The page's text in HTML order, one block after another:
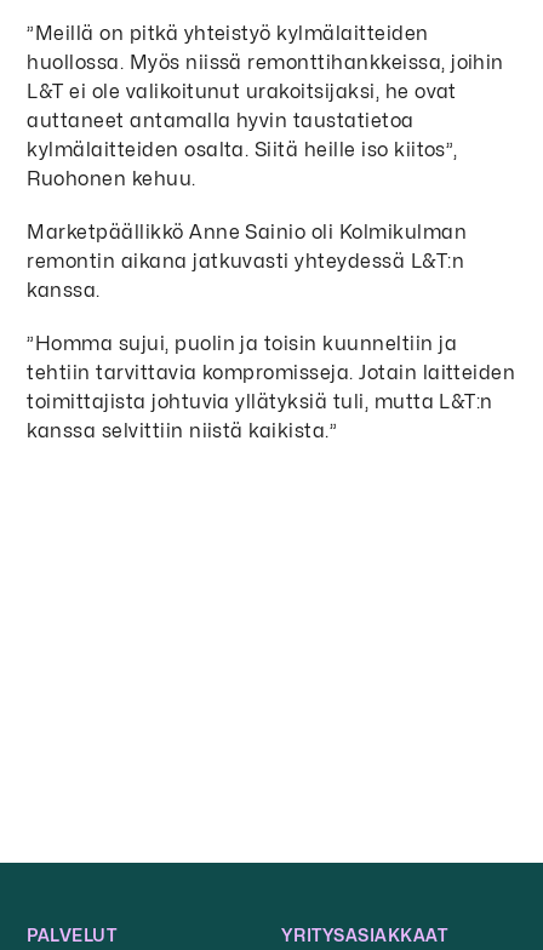
”Meillä on pitkä yhteistyö kylmälaitteiden
huollossa. Myös niissä remonttihankkeissa, joihin
L&T ei ole valikoitunut urakoitsijaksi, he ovat
auttaneet antamalla hyvin taustatietoa
kylmälaitteiden osalta. Siitä heille iso kiitos”,
Ruohonen kehuu.
Marketpäällikkö Anne Sainio oli Kolmikulman
remontin aikana jatkuvasti yhteydessä L&T:n
kanssa.
”Homma sujui, puolin ja toisin kuunneltiin ja
tehtiin tarvittavia kompromisseja. Jotain laitteiden
toimittajista johtuvia yllätyksiä tuli, mutta L&T:n
kanssa selvittiin niistä kaikista.”
PALVELUT YRITYSASIAKKAAT